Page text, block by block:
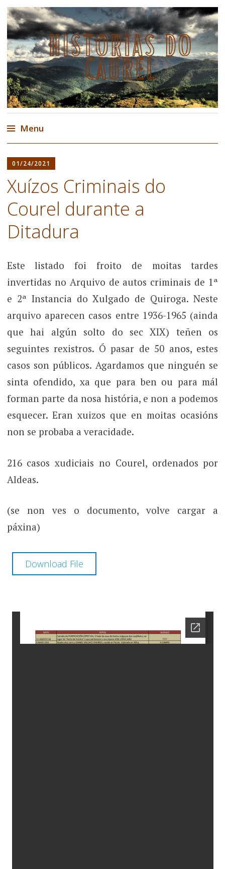
Historias do Courel
Historia, lendas e contos do Courel,
Caurel
Menu
al
contenido
01/24/2021
Xuízos Criminais do
Courel durante a
Ditadura
Este listado foi froito de moitas tardes
invertidas no Arquivo de autos criminais de 1ª
e 2ª Instancia do Xulgado de Quiroga. Neste
arquivo aparecen casos entre 1936-1965 (ainda
que hai algún solto do sec XIX) teñen os
seguintes rexistros. Ó pasar de 50 anos, estes
casos son públicos. Agardamos que ninguén se
sinta ofendido, xa que para ben ou para mál
forman parte da nosa história, e non a podemos
esquecer. Eran xuizos que en moitas ocasións
non se probaba a veracidade.
216 casos xudiciais no Courel, ordenados por
Aldeas.
(se non ves o documento, volve cargar a
páxina)
Download File